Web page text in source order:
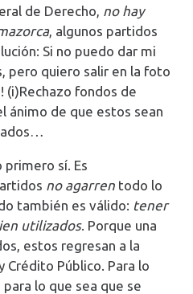
de Derecho, no hay
, algunos partidos
Si no puedo dar mi
pero quiero salir en la foto
(i)Rechazo fondos de
ánimo de que estos sean
primero sí. Es
no agarrentodo lo
también es válido: tener
utilizados. Porque una
estos regresan a la
Crédito Público. Para lo
lo que sea que se